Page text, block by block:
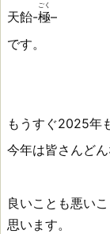
天飴-極
ごく
–
です。
もうすぐ2025年
今年は皆さんど
良いことも悪い
思います。